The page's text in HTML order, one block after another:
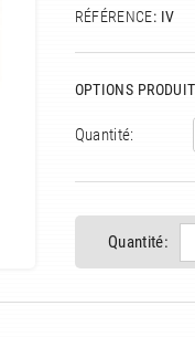
RÉFÉRENCE: IV
OPTIONS
Quantité:
Quantité: